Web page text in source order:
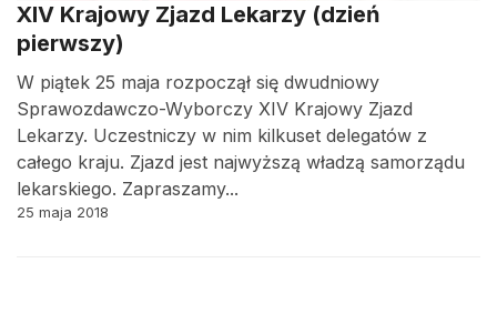
XIV Krajowy Zjazd Lekarzy (dzień
pierwszy)
W piątek 25 maja rozpoczął się dwudniowy
Sprawozdawczo-Wyborczy XIV Krajowy Zjazd
Lekarzy. Uczestniczy w nim kilkuset delegatów z
całego kraju. Zjazd jest najwyższą władzą samorządu
lekarskiego. Zapraszamy...
25 maja 2018